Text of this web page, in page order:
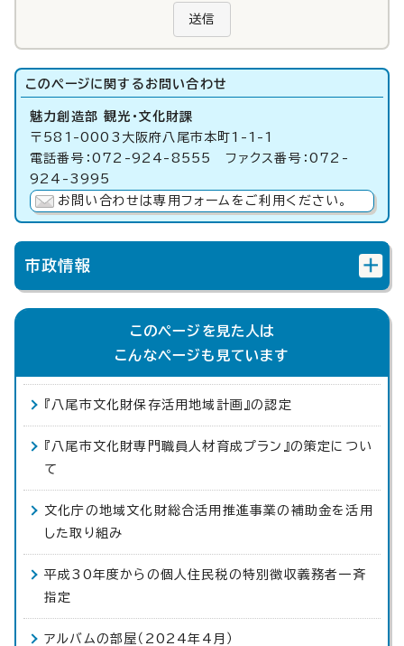
送信
このページに関する お問い合わせ
魅力創造部 観光・文化財課
〒581-0003大阪府八尾市本町1-1-1
電話番号：072-924-8555 ファクス番号：072-
924-3995
お問い合わせは専用フォームをご利用ください。
市政情報
このページを見た人は
こんなページも見ています
『八尾市文化財保存活用地域計画』の認定
『八尾市文化財専門職員人材育成プラン』の策定につい
て
文化庁の地域文化財総合活用推進事業の補助金を活用
した取り組み
平成30年度からの個人住民税の特別徴収義務者一斉
指定
アルバムの部屋（2024年4月）